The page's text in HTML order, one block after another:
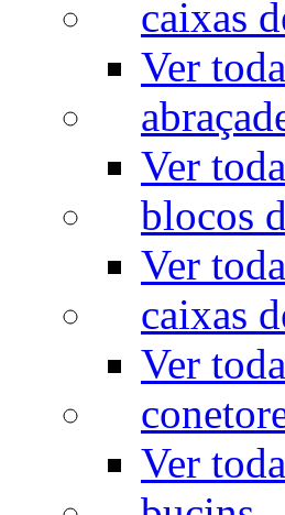
caixas
Ver
Ver
blocos
Ver
caixas
Ver
Ver